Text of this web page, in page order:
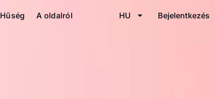
Hűség A oldalról HU Bejelentkezés